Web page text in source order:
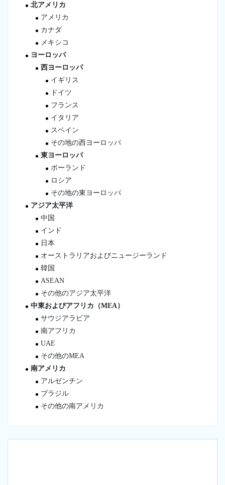
北アメリカ
アメリカ
カナダ
メキシコ
ヨーロッパ
西ヨーロッパ
イギリス
ドイツ
フランス
イタリア
スペイン
その地の西ヨーロッパ
東ヨーロッパ
ポーランド
ロシア
その地の東ヨーロッパ
アジア太平洋
中国
インド
日本
オーストラリアおよびニュージーランド
韓国
ASEAN
その他のアジア太平洋
中東およびアフリカ（MEA）
サウジアラビア
南アフリカ
UAE
その他のMEA
南アメリカ
アルゼンチン
ブラジル
その他の南アメリカ